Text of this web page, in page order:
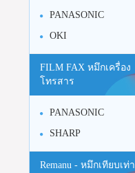
PANASONIC
OKI
FILM FAX หมึกเครื่อง
โทรสาร
PANASONIC
SHARP
Remanu - หมึกเทียบเท่า